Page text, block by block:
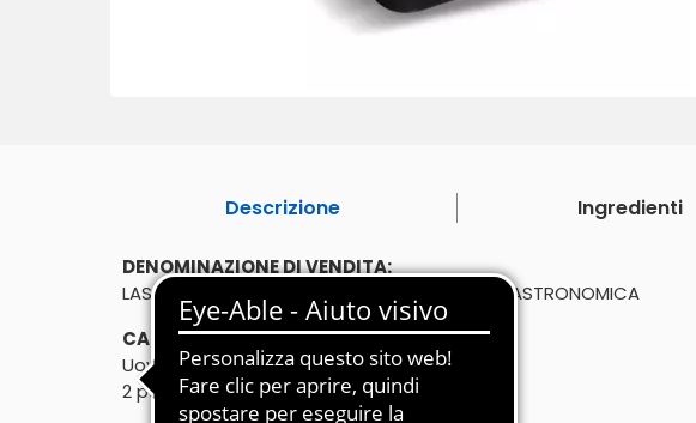
Descrizione Ingredienti
DENOMINAZIONE DI VENDITA:
LASAGNE ALLA BOLOGNESE - PREPARAZIONE GASTRONOMICA
CARATTERISTICHE:
Uova da galline allevate a terra
2 porzioni - prodotto fresco